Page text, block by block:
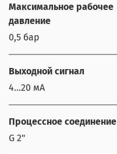
Максимальное рабочее
давление
0,5 бар
Выходной сигнал
4…20 мА
Процессное соединение
G 2"